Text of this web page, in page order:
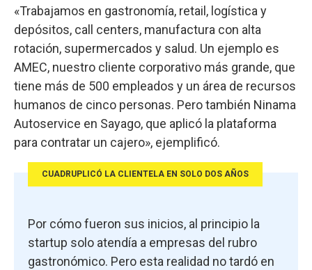
«Trabajamos en gastronomía, retail, logística y
depósitos, call centers, manufactura con alta
rotación, supermercados y salud. Un ejemplo es
AMEC, nuestro cliente corporativo más grande, que
tiene más de 500 empleados y un área de recursos
humanos de cinco personas. Pero también Ninama
Autoservice en Sayago, que aplicó la plataforma
para contratar un cajero», ejemplificó.
CUADRUPLICÓ LA CLIENTELA EN SOLO DOS AÑOS
Por cómo fueron sus inicios, al principio la
startup solo atendía a empresas del rubro
gastronómico. Pero esta realidad no tardó en